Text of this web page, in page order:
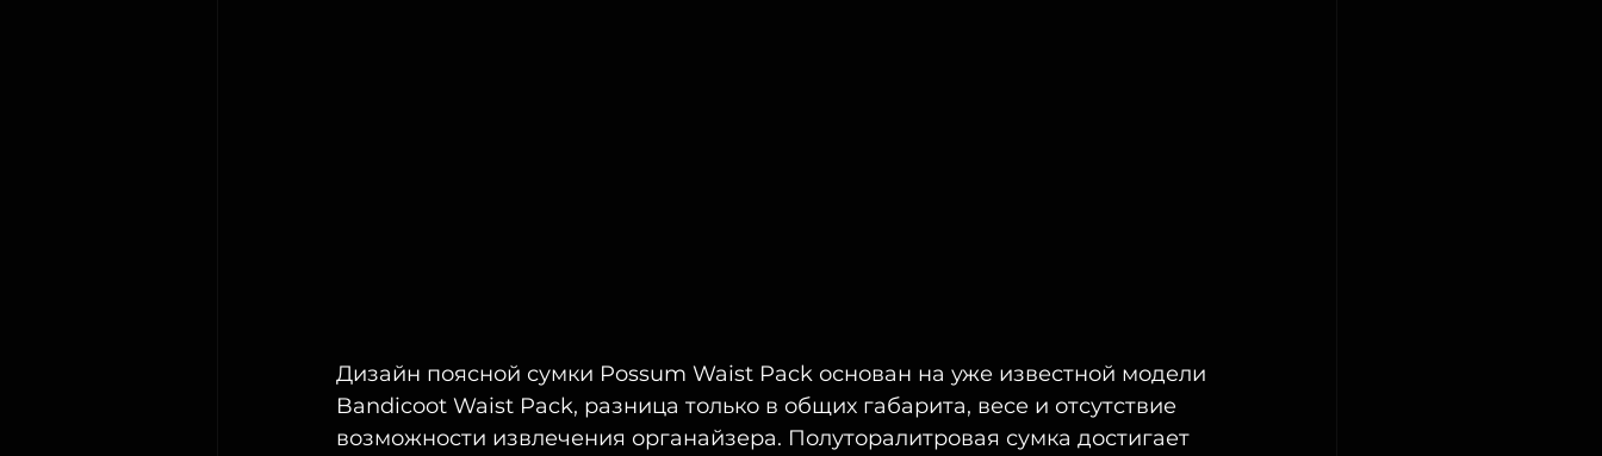
Дизайн поясной сумки Possum Waist Pack основан на уже известной модели
Bandicoot Waist Pack, разница только в общих габарита, весе и отсутствие
возможности извлечения органайзера. Полуторалитровая сумка достигает